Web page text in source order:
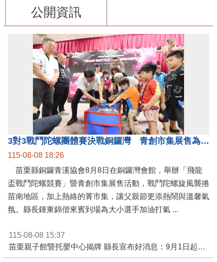
公開資訊
3對3戰鬥陀螺團體賽決戰銅鑼灣 青創市集展售為父親節增添繽紛
115-08-08 18:26
苗栗縣銅鑼青溪協會8月8日在銅鑼灣會館，舉辦「飛龍
盃戰鬥陀螺競賽」暨青創市集展售活動，戰鬥陀螺旋風襲捲
苗南地區，加上熱絡的菁市集，讓父親節更添熱鬧與溫馨氣
氛。縣長鍾東錦偕來賓到場為大小選手加油打氣 ...
115-08-08 15:37
苗栗親子館暨托嬰中心揭牌 縣長宣布好消息：9月1日起調降臨時托嬰費用